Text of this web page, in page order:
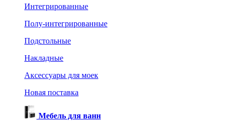
Интегрированные
Полу-интегрированные
Подстольные
Накладные
Аксессуары для моек
Новая поставка
Мебель для ванн